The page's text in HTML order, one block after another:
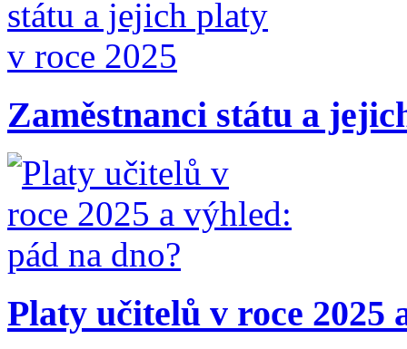
Zaměstnanci státu a
Platy učitelů v roce 2025